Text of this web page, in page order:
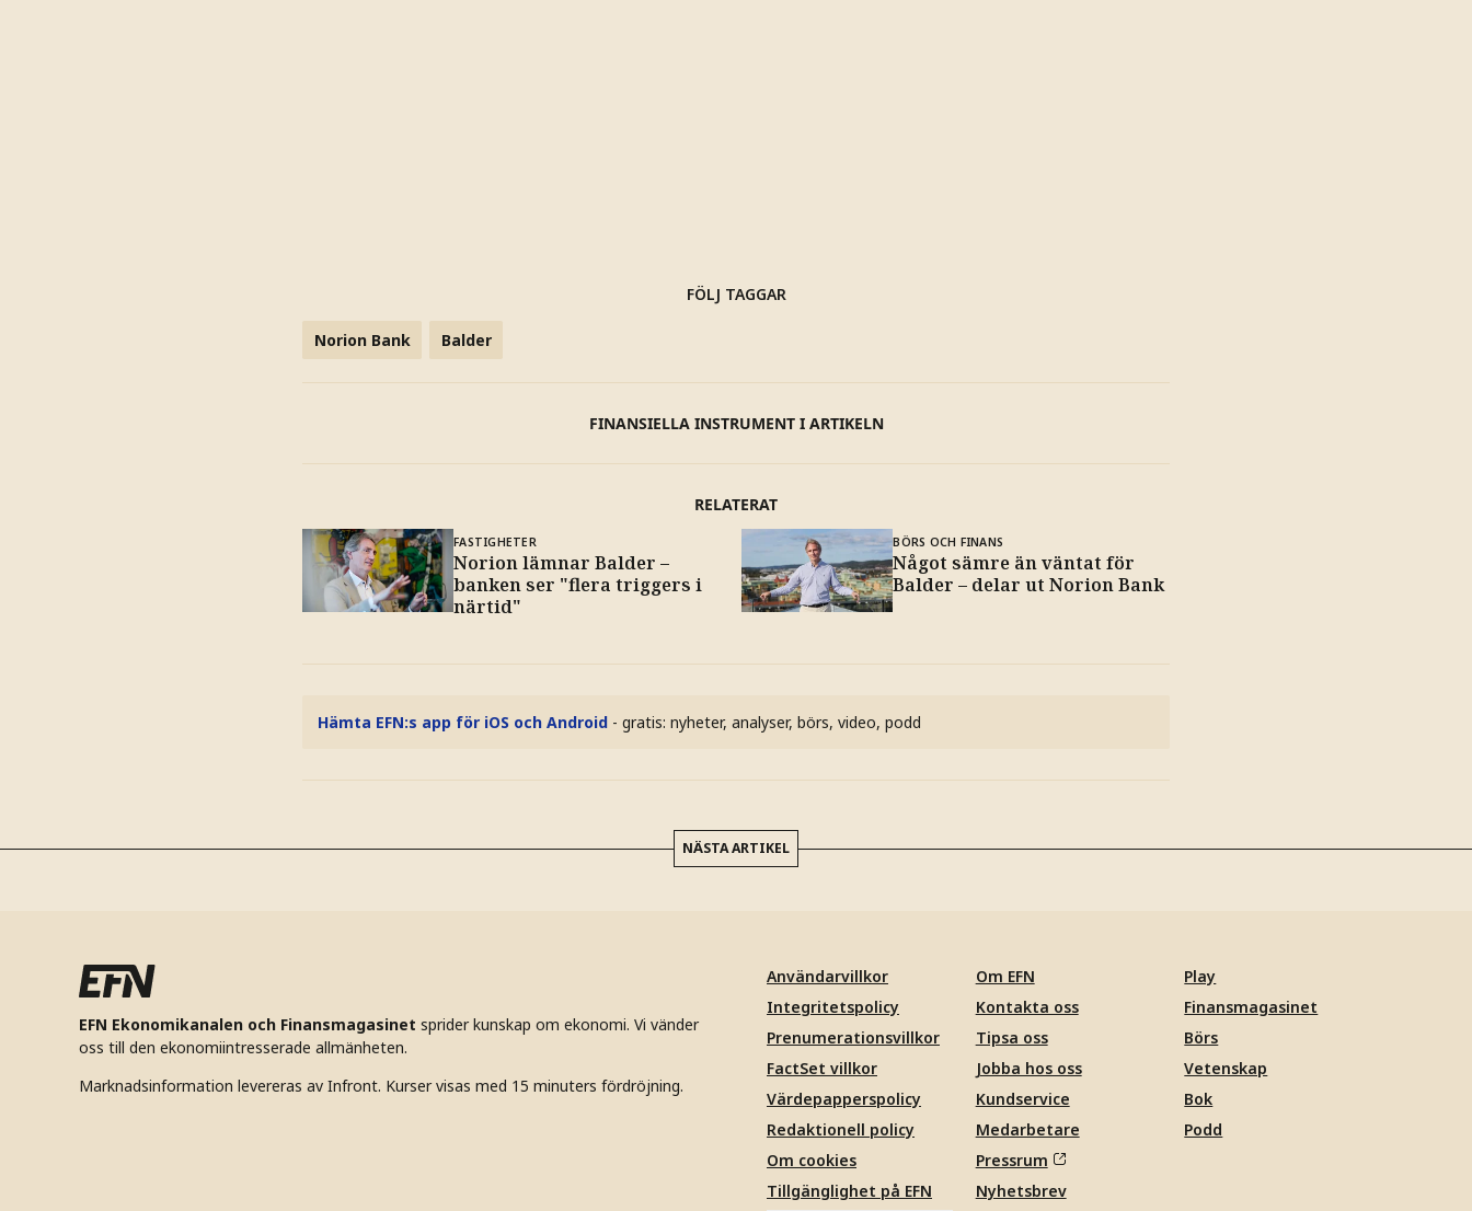
FÖLJ TAGGAR
Norion Bank Balder
FINANSIELLA INSTRUMENT I ARTIKELN
RELATERAT
FASTIGHETER
Norion lämnar Balder –
banken ser "flera triggers i
närtid"
BÖRS OCH FINANS
Något sämre än väntat för
Balder – delar ut Norion Bank
Hämta EFN:s app för iOS och Android - gratis: nyheter, analyser, börs, video, podd
NÄSTA ARTIKEL
EFN Ekonomikanalen och Finansmagasinet sprider kunskap om ekonomi. Vi vänder
oss till den ekonomiintresserade allmänheten.
Marknadsinformation levereras av Infront. Kurser visas med 15 minuters fördröjning.
Användarvillkor
Integritetspolicy
Prenumerationsvillkor
FactSet villkor
Värdepapperspolicy
Redaktionell policy
Om cookies
Tillgänglighet på EFN
Om EFN
Kontakta oss
Tipsa oss
Jobba hos oss
Kundservice
Medarbetare
Pressrum
Nyhetsbrev
Play
Finansmagasinet
Börs
Vetenskap
Bok
Podd